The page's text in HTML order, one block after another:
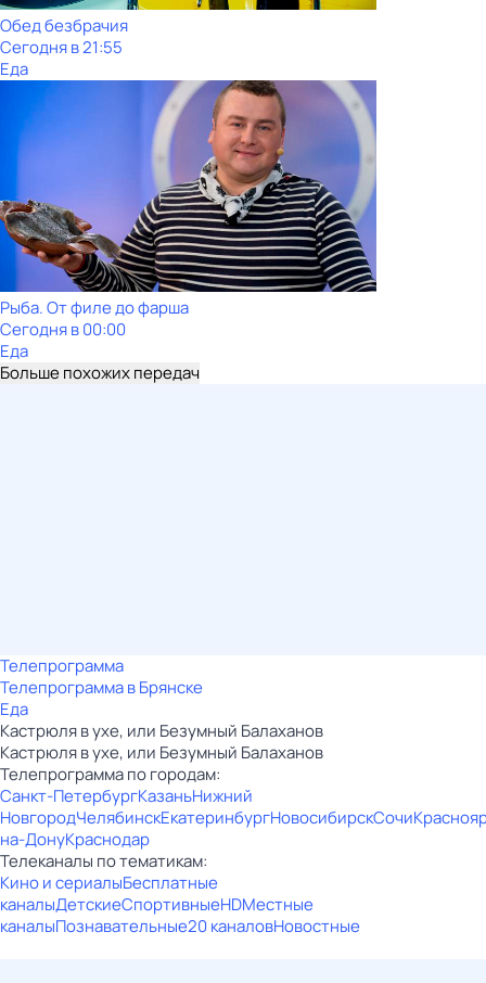
Обед безбрачия
Сегодня в 21:55
Еда
Рыба. От филе до фарша
Сегодня в 00:00
Еда
Больше похожих передач
Телепрограмма
Телепрограмма в Брянске
Еда
Кастрюля в ухе, или Безумный Балаханов
Кастрюля в ухе, или Безумный Балаханов
Телепрограмма по городам:
Санкт-ПетербургКазаньНижний
НовгородЧелябинскЕкатеринбургНовосибирскСочи
на-ДонуКраснодар
Телеканалы по тематикам:
Кино и сериалыБесплатные
каналыДетскиеСпортивныеHDМестные
каналыПознавательные20 каналовНовостные